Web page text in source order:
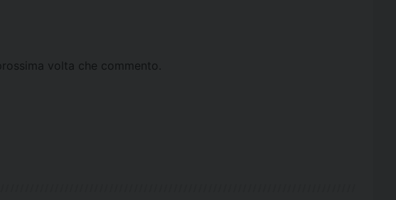
volta che commento.